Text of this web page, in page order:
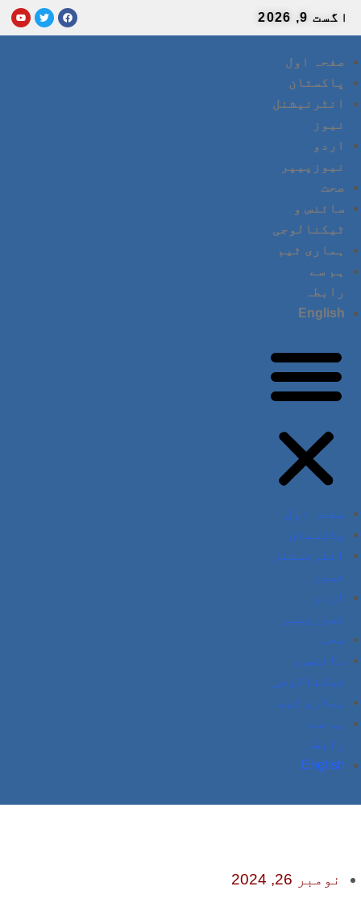
اگست 9, 2026
صفحہ اول
پاکستان
انٹرنیشنل
نیوز
اردو
نیوزپیپر
صحت
سائنس و
ٹیکنالوجی
ہماری ٹیم
ہم سے
رابطہ
English
صفحہ اول
پاکستان
انٹرنیشنل
نیوز
اردو
نیوزپیپر
صحت
سائنس و
ٹیکنالوجی
ہماری ٹیم
ہم سے
رابطہ
English
نومبر 26, 2024